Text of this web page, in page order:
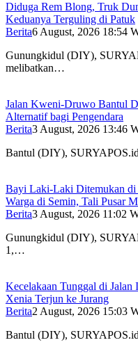
Diduga Rem Blong, Truk
Keduanya Terguling di Patuk
Berita6 August, 2026 18:54
Gunungkidul (DIY),
melibatkan…
Jalan Kweni-Druwo Bantul
Alternatif bagi Pengendara
Berita3 August, 2026 13:46
Bantul (DIY),
Bayi Laki-Laki Ditemukan di
Warga di Semin, Tali Pusar
Berita3 August, 2026 11:02
Gunungkidul (DIY),
1,…
Kecelakaan Tunggal di
Xenia Terjun ke Jurang
Berita2 August, 2026 15:03
Bantul (DIY),